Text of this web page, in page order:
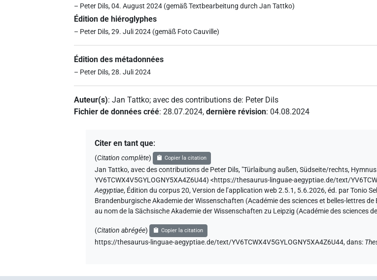
– Peter Dils, 04. August 2024 (gemäß Textbearbeitung durch Jan Tattko)
Édition de hiéroglyphes
– Peter Dils, 29. Juli 2024 (gemäß Foto Cauville)
Édition des métadonnées
– Peter Dils, 28. Juli 2024
Auteur(s):Jan Tattko;avec des contributions de: Peter Dils
Fichier de données créé:28.07.2024,dernière révision: 04.08.2024
Citer en tant que:
(Citation complète) Copier la citation
Jan Tattko,avec des contributions de Peter Dils, "Türlaibung außen, Südseite/rechts,
YV6TCWX4V5GYLOGNY5XA4Z6U44)<https://thesaurus-linguae-aegyptiae.de/text/
Aegyptiae, Édition du corpus 20, Version de l’application web 2.5.1, 5.6.2026, éd. par Tonio
Brandenburgische Akademie der Wissenschaften (Académie des sciences et belles-lettres
au nom de la Sächsische Akademie der Wissenschaften zu Leipzig (Académie des sciences
(Citation abrégée) Copier la citation
https://thesaurus-linguae-aegyptiae.de/text/YV6TCWX4V5GYLOGNY5XA4Z6U44,dans: